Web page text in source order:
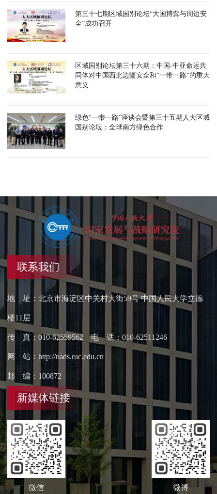
第三十七期区域国别论坛“大国博弈与周边安
全”成功召开
区域国别论坛第三十六期：中国-中亚命运共
同体对中国西北边疆安全和“一带一路”的重大
意义
绿色“一带一路”座谈会暨第三十五期人大区域
国别论坛：全球南方绿色合作
联系我们
地 址：北京市海淀区中关村大街59号 中国人民大学立德
楼11层
传 真：010-62559562 电 话：010-62511246
网 站：http://nads.ruc.edu.cn
邮 编：100872
新媒体链接
微信 微博